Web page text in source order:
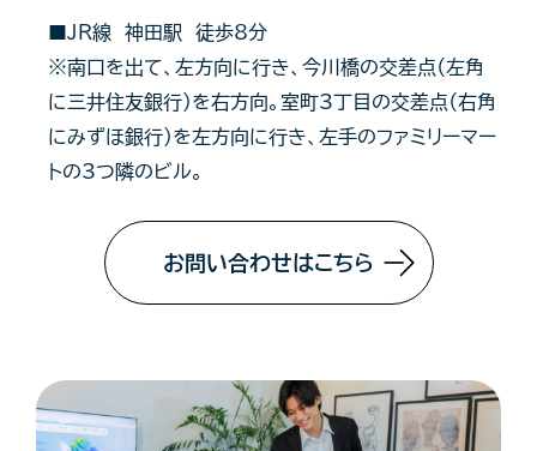
■JR線 神田駅 徒歩8分
※南口を出て、左方向に行き、今川橋の交差点（左角
に三井住友銀行）を右方向。室町3丁目の交差点（右角
にみずほ銀行）を左方向に行き、左手のファミリーマー
トの3つ隣のビル。
お問い合わせはこちら